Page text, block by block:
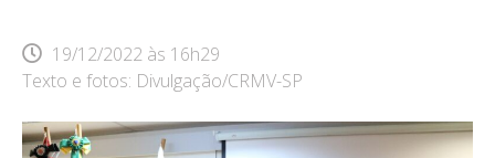
19/12/2022 às 16h29
Texto e fotos: Divulgação/CRMV-SP